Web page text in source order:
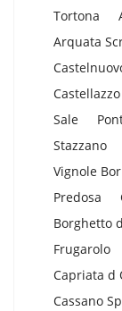
Tortona
Arquata
Sale
Stazzano
Vignole
Predosa
Borghetto
Frugarolo
Capriata d
Cassano